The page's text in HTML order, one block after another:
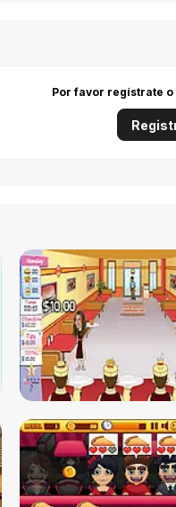
Por favor regístrate